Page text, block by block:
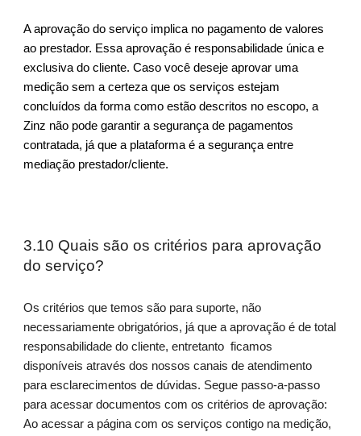
A aprovação do serviço implica no pagamento de valores
ao prestador. Essa aprovação é responsabilidade única e
exclusiva do cliente. Caso você deseje aprovar uma
medição sem a certeza que os serviços estejam
concluídos da forma como estão descritos no escopo, a
Zinz não pode garantir a segurança de pagamentos
contratada, já que a plataforma é a segurança entre
mediação prestador/cliente.
3.10 Quais são os critérios para aprovação
do serviço?
Os critérios que temos são para suporte, não
necessariamente obrigatórios, já que a aprovação é de total
responsabilidade do cliente, entretanto ficamos
disponíveis através dos nossos canais de atendimento
para esclarecimentos de dúvidas. Segue passo-a-passo
para acessar documentos com os critérios de aprovação:
Ao acessar a página com os serviços contigo na medição,